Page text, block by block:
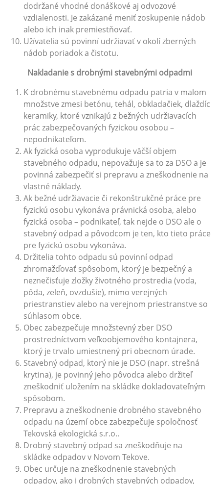
dodržané vhodné donáškové aj odvozové
vzdialenosti. Je zakázané meniť zoskupenie nádob
alebo ich inak premiestňovať.
Užívatelia sú povinní udržiavať v okolí zberných
nádob poriadok a čistotu.
Nakladanie s drobnými stavebnými odpadmi
K drobnému stavebnému odpadu patria v malom
množstve zmesi betónu, tehál, obkladačiek, dlaždíc
keramiky, ktoré vznikajú z bežných udržiavacích
prác zabezpečovaných fyzickou osobou –
nepodnikateľom.
Ak fyzická osoba vyprodukuje väčší objem
stavebného odpadu, nepovažuje sa to za DSO a je
povinná zabezpečiť si prepravu a zneškodnenie na
vlastné náklady.
Ak bežné udržiavacie či rekonštrukčné práce pre
fyzickú osobu vykonáva právnická osoba, alebo
fyzická osoba – podnikateľ, tak nejde o DSO ale o
stavebný odpad a pôvodcom je ten, kto tieto práce
pre fyzickú osobu vykonáva.
Držitelia tohto odpadu sú povinní odpad
zhromažďovať spôsobom, ktorý je bezpečný a
neznečisťuje zložky životného prostredia (voda,
pôda, zeleň, ovzdušie), mimo verejných
priestranstiev alebo na verejnom priestranstve so
súhlasom obce.
Obec zabezpečuje množstevný zber DSO
prostredníctvom veľkoobjemového kontajnera,
ktorý je trvalo umiestnený pri obecnom úrade.
Stavebný odpad, ktorý nie je DSO (napr. strešná
krytina), je povinný jeho pôvodca alebo držiteľ
zneškodniť uložením na skládke dokladovateľným
spôsobom.
Prepravu a zneškodnenie drobného stavebného
odpadu na území obce zabezpečuje spoločnosť
Tekovská ekologická s.r.o..
Drobný stavebný odpad sa zneškodňuje na
skládke odpadov v Novom Tekove.
Obec určuje na zneškodnenie stavebných
odpadov, ako i drobných stavebných odpadov,